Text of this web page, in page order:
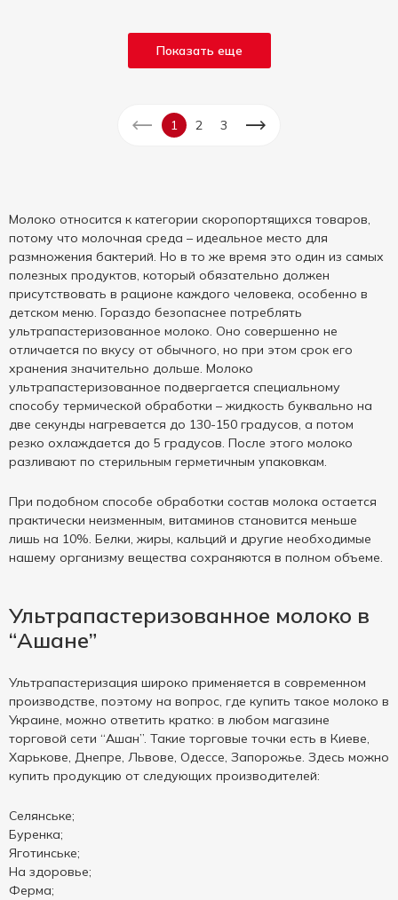
Показать еще
1 2 3
Молоко относится к категории скоропортящихся товаров,
потому что молочная среда – идеальное место для
размножения бактерий. Но в то же время это один из самых
полезных продуктов, который обязательно должен
присутствовать в рационе каждого человека, особенно в
детском меню. Гораздо безопаснее потреблять
ультрапастеризованное молоко. Оно совершенно не
отличается по вкусу от обычного, но при этом срок его
хранения значительно дольше. Молоко
ультрапастеризованное подвергается специальному
способу термической обработки – жидкость буквально на
две секунды нагревается до 130-150 градусов, а потом
резко охлаждается до 5 градусов. После этого молоко
разливают по стерильным герметичным упаковкам.
При подобном способе обработки состав молока остается
практически неизменным, витаминов становится меньше
лишь на 10%. Белки, жиры, кальций и другие необходимые
нашему организму вещества сохраняются в полном объеме.
Ультрапастеризованное молоко в
“Ашане”
Ультрапастеризация широко применяется в современном
производстве, поэтому на вопрос, где купить такое молоко в
Украине, можно ответить кратко: в любом магазине
торговой сети “Ашан”. Такие торговые точки есть в Киеве,
Харькове, Днепре, Львове, Одессе, Запорожье. Здесь можно
купить продукцию от следующих производителей:
Селянське;
Буренка;
Яготинське;
На здоровье;
Ферма;